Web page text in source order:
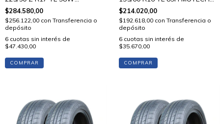
MUTECH H02
$284.580,00
$256.122,00 con Transferencia o
depósito
6 cuotas sin interés de
$47.430,00
COMPRAR
H01
$214.020,00
$192.618,00 con Transferencia o
depósito
6 cuotas sin interés de
$35.670,00
COMPRAR